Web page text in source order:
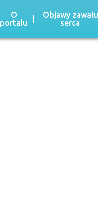
O
portalu
Objawy zawału
serca